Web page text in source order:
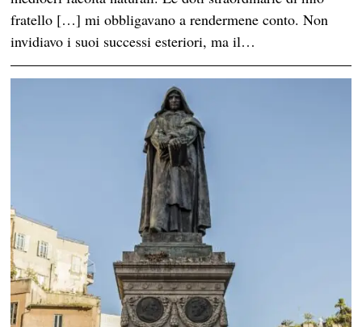
fratello […] mi obbligavano a rendermene conto. Non
invidiavo i suoi successi esteriori, ma il…